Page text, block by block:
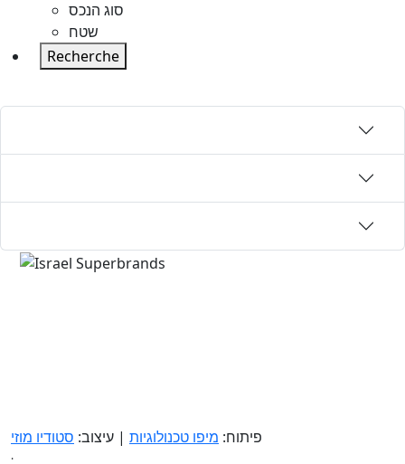
סוג הנכס
שטח
Recherche
פיתוח: מיפו טכנולוגיות | עיצוב: סטודיו מוזי
.